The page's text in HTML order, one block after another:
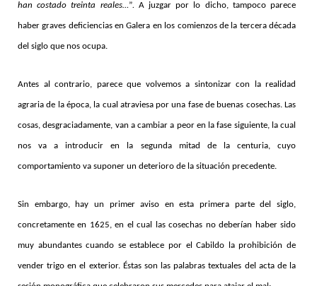
han costado treinta reales…”. A juzgar por lo dicho, tampoco parece
haber graves deficiencias en Galera en los comienzos de la tercera década
del siglo que nos ocupa.
Antes al contrario, parece que volvemos a sintonizar con la realidad
agraria de la época, la cual atraviesa por una fase de buenas cosechas. Las
cosas, desgraciadamente, van a cambiar a peor en la fase siguiente, la cual
nos va a introducir en la segunda mitad de la centuria, cuyo
comportamiento va suponer un deterioro de la situación precedente.
Sin embargo, hay un primer aviso en esta primera parte del siglo,
concretamente en 1625, en el cual las cosechas no deberían haber sido
muy abundantes cuando se establece por el Cabildo la prohibición de
vender trigo en el exterior. Éstas son las palabras textuales del acta de la